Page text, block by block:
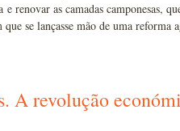
renovar as camadas camponesas,
se lançasse mão de uma reforma
A revolução